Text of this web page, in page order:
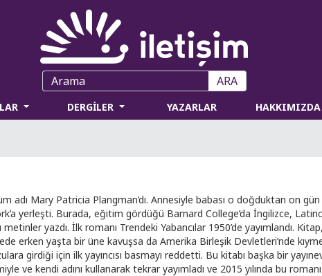
ARA
DERGİLER YAZARLAR HAKKIMIZDA
adı Mary Patricia Plangman’dı. Annesiyle babası o doğduktan on
yerleşti. Burada, eğitim gördüğü Barnard College’da İngilizce,
yazdı. İlk romanı Trendeki Yabancılar 1950’de yayımlandı. Kitap,
erken yaşta bir üne kavuşsa da Amerika Birleşik Devletleri’nde
girdiği için ilk yayıncısı basmayı reddetti. Bu kitabı başka bir
ve kendi adını kullanarak tekrar yayımladı ve 2015 yılında bu